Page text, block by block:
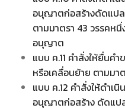
อนุญาตก่อสร้างดัดแปล
ตามมาตรา 43 วรรคห
อนุญาต
แบบ ค.11 คำสั่งให้ยื่นค
หรือเคลื่อนย้าย ตามมา
แบบ ค.12 คำสั่งให้ดำเ
อนุญาตก่อสร้าง ดัดแป